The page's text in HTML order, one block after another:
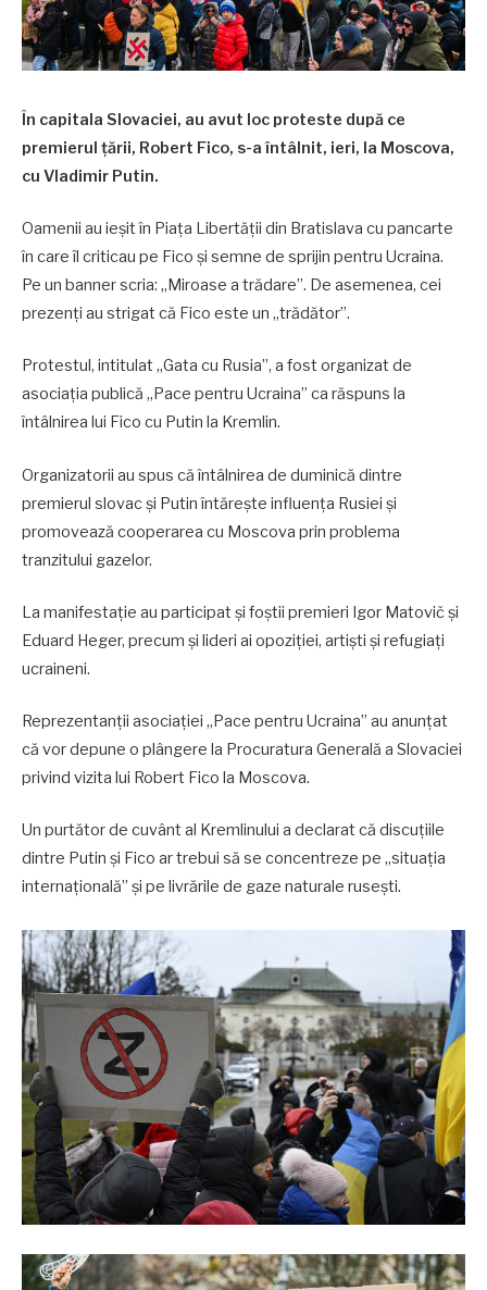
În capitala Slovaciei, au avut loc proteste după ce
premierul țării, Robert Fico, s-a întâlnit, ieri, la Moscova,
cu Vladimir Putin.
Oamenii au ieșit în Piața Libertății din Bratislava cu pancarte
în care îl criticau pe Fico și semne de sprijin pentru Ucraina.
Pe un banner scria: „Miroase a trădare”. De asemenea, cei
prezenți au strigat că Fico este un „trădător”.
Protestul, intitulat „Gata cu Rusia”, a fost organizat de
asociația publică „Pace pentru Ucraina” ca răspuns la
întâlnirea lui Fico cu Putin la Kremlin.
Organizatorii au spus că întâlnirea de duminică dintre
premierul slovac și Putin întărește influența Rusiei și
promovează cooperarea cu Moscova prin problema
tranzitului gazelor.
La manifestație au participat și foștii premieri Igor Matovič și
Eduard Heger, precum și lideri ai opoziției, artiști și refugiați
ucraineni.
Reprezentanții asociației „Pace pentru Ucraina” au anunțat
că vor depune o plângere la Procuratura Generală a Slovaciei
privind vizita lui Robert Fico la Moscova.
Un purtător de cuvânt al Kremlinului a declarat că discuțiile
dintre Putin și Fico ar trebui să se concentreze pe „situația
internațională” și pe livrările de gaze naturale rusești.